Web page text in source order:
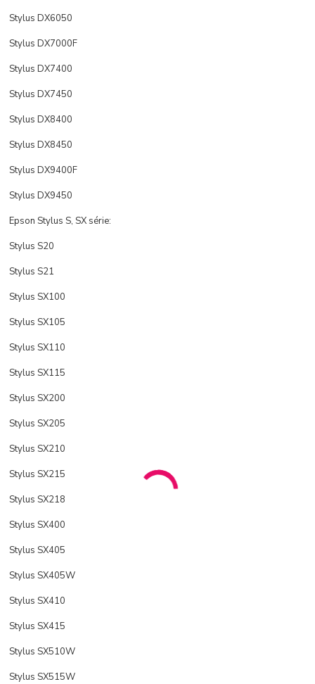
Stylus DX6050
Stylus DX7000F
Stylus DX7400
Stylus DX7450
Stylus DX8400
Stylus DX8450
Stylus DX9400F
Stylus DX9450
Epson Stylus S, SX série:
Stylus S20
Stylus S21
Stylus SX100
Stylus SX105
Stylus SX110
Stylus SX115
Stylus SX200
Stylus SX205
Stylus SX210
Stylus SX215
Stylus SX218
Stylus SX400
Stylus SX405
Stylus SX405W
Stylus SX410
Stylus SX415
Stylus SX510W
Stylus SX515W